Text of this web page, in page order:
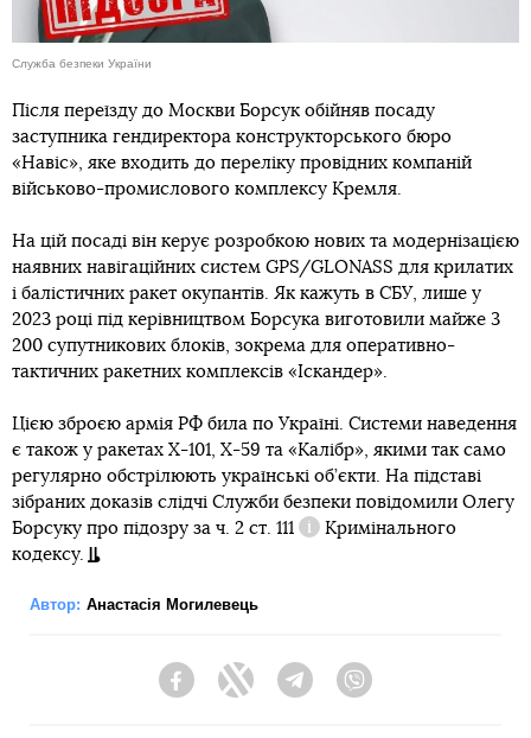
Служба безпеки України
Після переїзду до Москви Борсук обійняв посаду
заступника гендиректора конструкторського бюро
«Навіс», яке входить до переліку провідних компаній
військово-промислового комплексу Кремля.
На цій посаді він керує розробкою нових та модернізацією
наявних навігаційних систем GPS/GLONASS для крилатих
і балістичних ракет окупантів. Як кажуть в СБУ, лише у
2023 році під керівництвом Борсука виготовили майже 3
200 супутникових блоків, зокрема для оперативно-
тактичних ракетних комплексів «Іскандер».
Цією зброєю армія РФ била по Україні. Системи наведення
є також у ракетах Х-101, Х-59 та «Калібр», якими так само
регулярно обстрілюють українські об’єкти. На підставі
зібраних доказів слідчі Служби безпеки повідомили Олегу
Борсуку про підозру за ч. 2 ст. 111
Довідка
Кримінального
кодексу.
Автор: Анастасія Могилевець
FacebookTwitter Telegram